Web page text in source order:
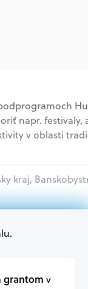
napr. festivaly,
v oblasti
kraj,
Akademický
grantom v